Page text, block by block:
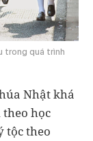
trong quá trình
Nhật khá
theo học
tộc theo